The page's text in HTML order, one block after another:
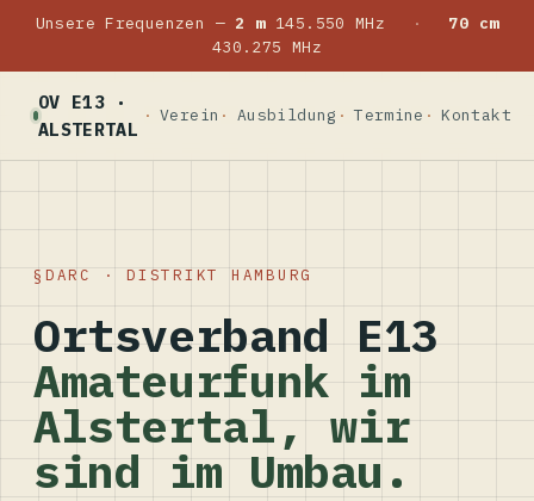
Unsere Frequenzen — 2 m145.550 MHz ·
70 cm
430.275 MHz
OV E13 ·
ALSTERTAL
Verein Ausbildung Termine Kontakt
DARC · DISTRIKT HAMBURG
Ortsverband E13
Amateurfunk im
Alstertal, wir
sind im Umbau.